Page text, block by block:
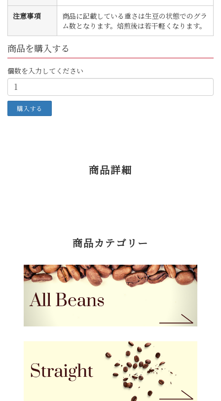
注意事項
商品に記載している重さは生豆の状態でのグラ
ム数となります。焙煎後は若干軽くなります。
商品を購入する
個数を入力してください
商品詳細
商品カテゴリー